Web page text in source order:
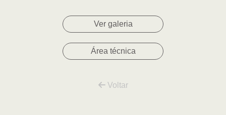
Ver galeria
Área técnica
Voltar